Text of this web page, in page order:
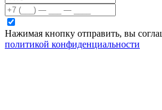
Нажимая кнопку отправить, вы
политикой конфиденциальности